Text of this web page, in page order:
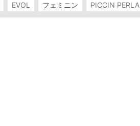
EVOL フェミニン PICCIN PERLA